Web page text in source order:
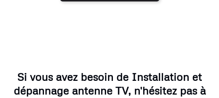
Si vous avez besoin de Installation et
dépannage antenne TV, n'hésitez pas à